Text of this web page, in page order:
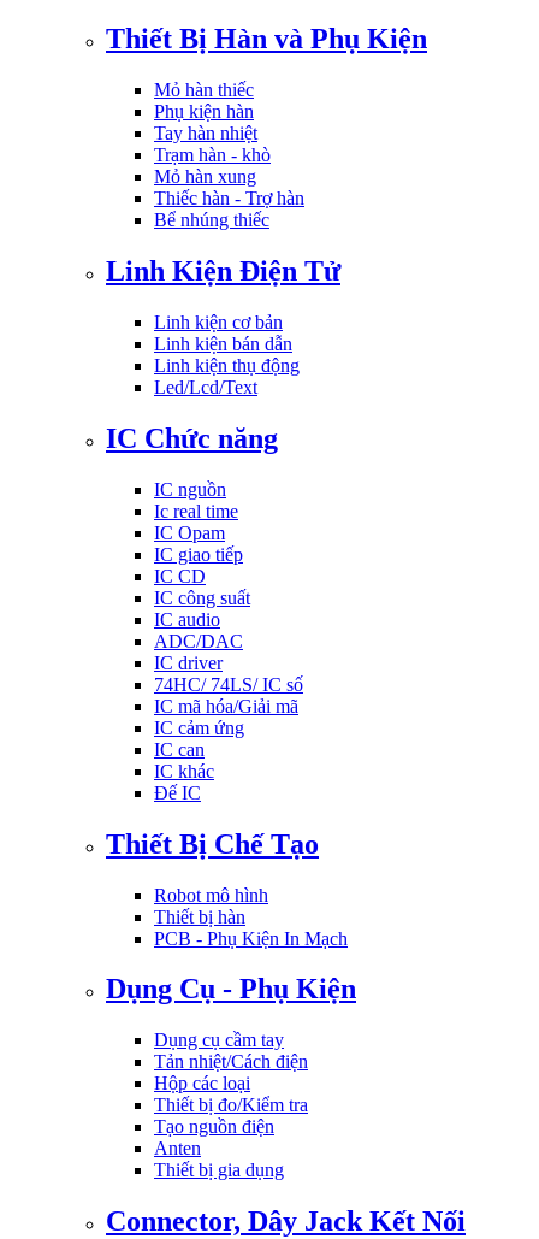
Thiết Bị Hàn và Phụ Kiện
Mỏ hàn thiếc
Phụ kiện hàn
Tay hàn nhiệt
Trạm hàn - khò
Mỏ hàn xung
Thiếc hàn - Trợ hàn
Bể nhúng thiếc
Linh Kiện Điện Tử
Linh kiện cơ bản
Linh kiện bán dẫn
Linh kiện thụ động
Led/Lcd/Text
IC Chức năng
IC nguồn
Ic real time
IC Opam
IC giao tiếp
IC CD
IC công suất
IC audio
ADC/DAC
IC driver
74HC/ 74LS/ IC số
IC mã hóa/Giải mã
IC cảm ứng
IC can
IC khác
Đế IC
Thiết Bị Chế Tạo
Robot mô hình
Thiết bị hàn
PCB - Phụ Kiện In Mạch
Dụng Cụ - Phụ Kiện
Dụng cụ cầm tay
Tản nhiệt/Cách điện
Hộp các loại
Thiết bị đo/Kiểm tra
Tạo nguồn điện
Anten
Thiết bị gia dụng
Connector, Dây Jack Kết Nối